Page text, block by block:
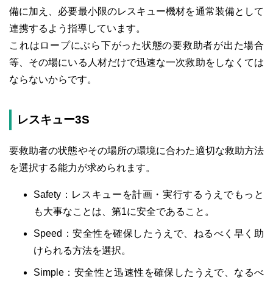
備に加え、必要最小限のレスキュー機材を通常装備として
連携するよう指導しています。
これはロープにぶら下がった状態の要救助者が出た場合
等、その場にいる人材だけで迅速な一次救助をしなくては
ならないからです。
レスキュー3S
要救助者の状態やその場所の環境に合わた適切な救助方法
を選択する能力が求められます。
Safety：レスキューを計画・実行するうえでもっと
も大事なことは、第1に安全であること。
Speed：安全性を確保したうえで、ねるべく早く助
けられる方法を選択。
Simple：安全性と迅速性を確保したうえで、なるべ